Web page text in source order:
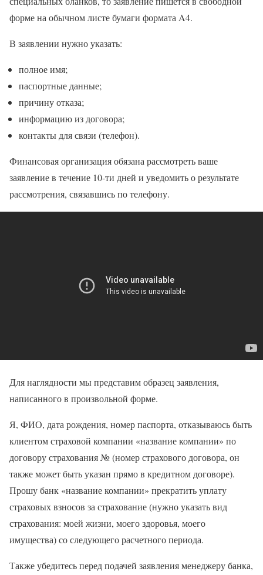
форме на обычном листе бумаги формата A4.
В заявлении нужно указать:
полное имя;
паспортные данные;
причину отказа;
информацию из договора;
контакты для связи (телефон).
Финансовая организация обязана рассмотреть ваше
заявление в течение 10-ти дней и уведомить о результате
рассмотрения, связавшись по телефону.
Для наглядности мы представим образец заявления,
написанного в произвольной форме.
Я, ФИО, дата рождения, номер паспорта, отказываюсь быть
клиентом страховой компании «название компании» по
договору страхования № (номер страхового договора, он
также может быть указан прямо в кредитном договоре).
Прошу банк «название компании» прекратить уплату
страховых взносов за страхование (нужно указать вид
страхования: моей жизни, моего здоровья, моего
имущества) со следующего расчетного периода.
Также убедитесь перед подачей заявления менеджеру банка,